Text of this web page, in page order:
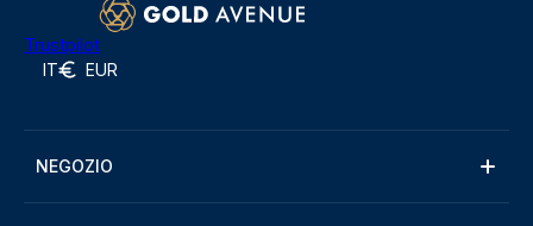
Trustpilot
IT EUR
NEGOZIO